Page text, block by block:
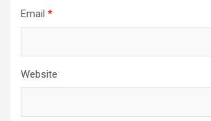
Email *
Website